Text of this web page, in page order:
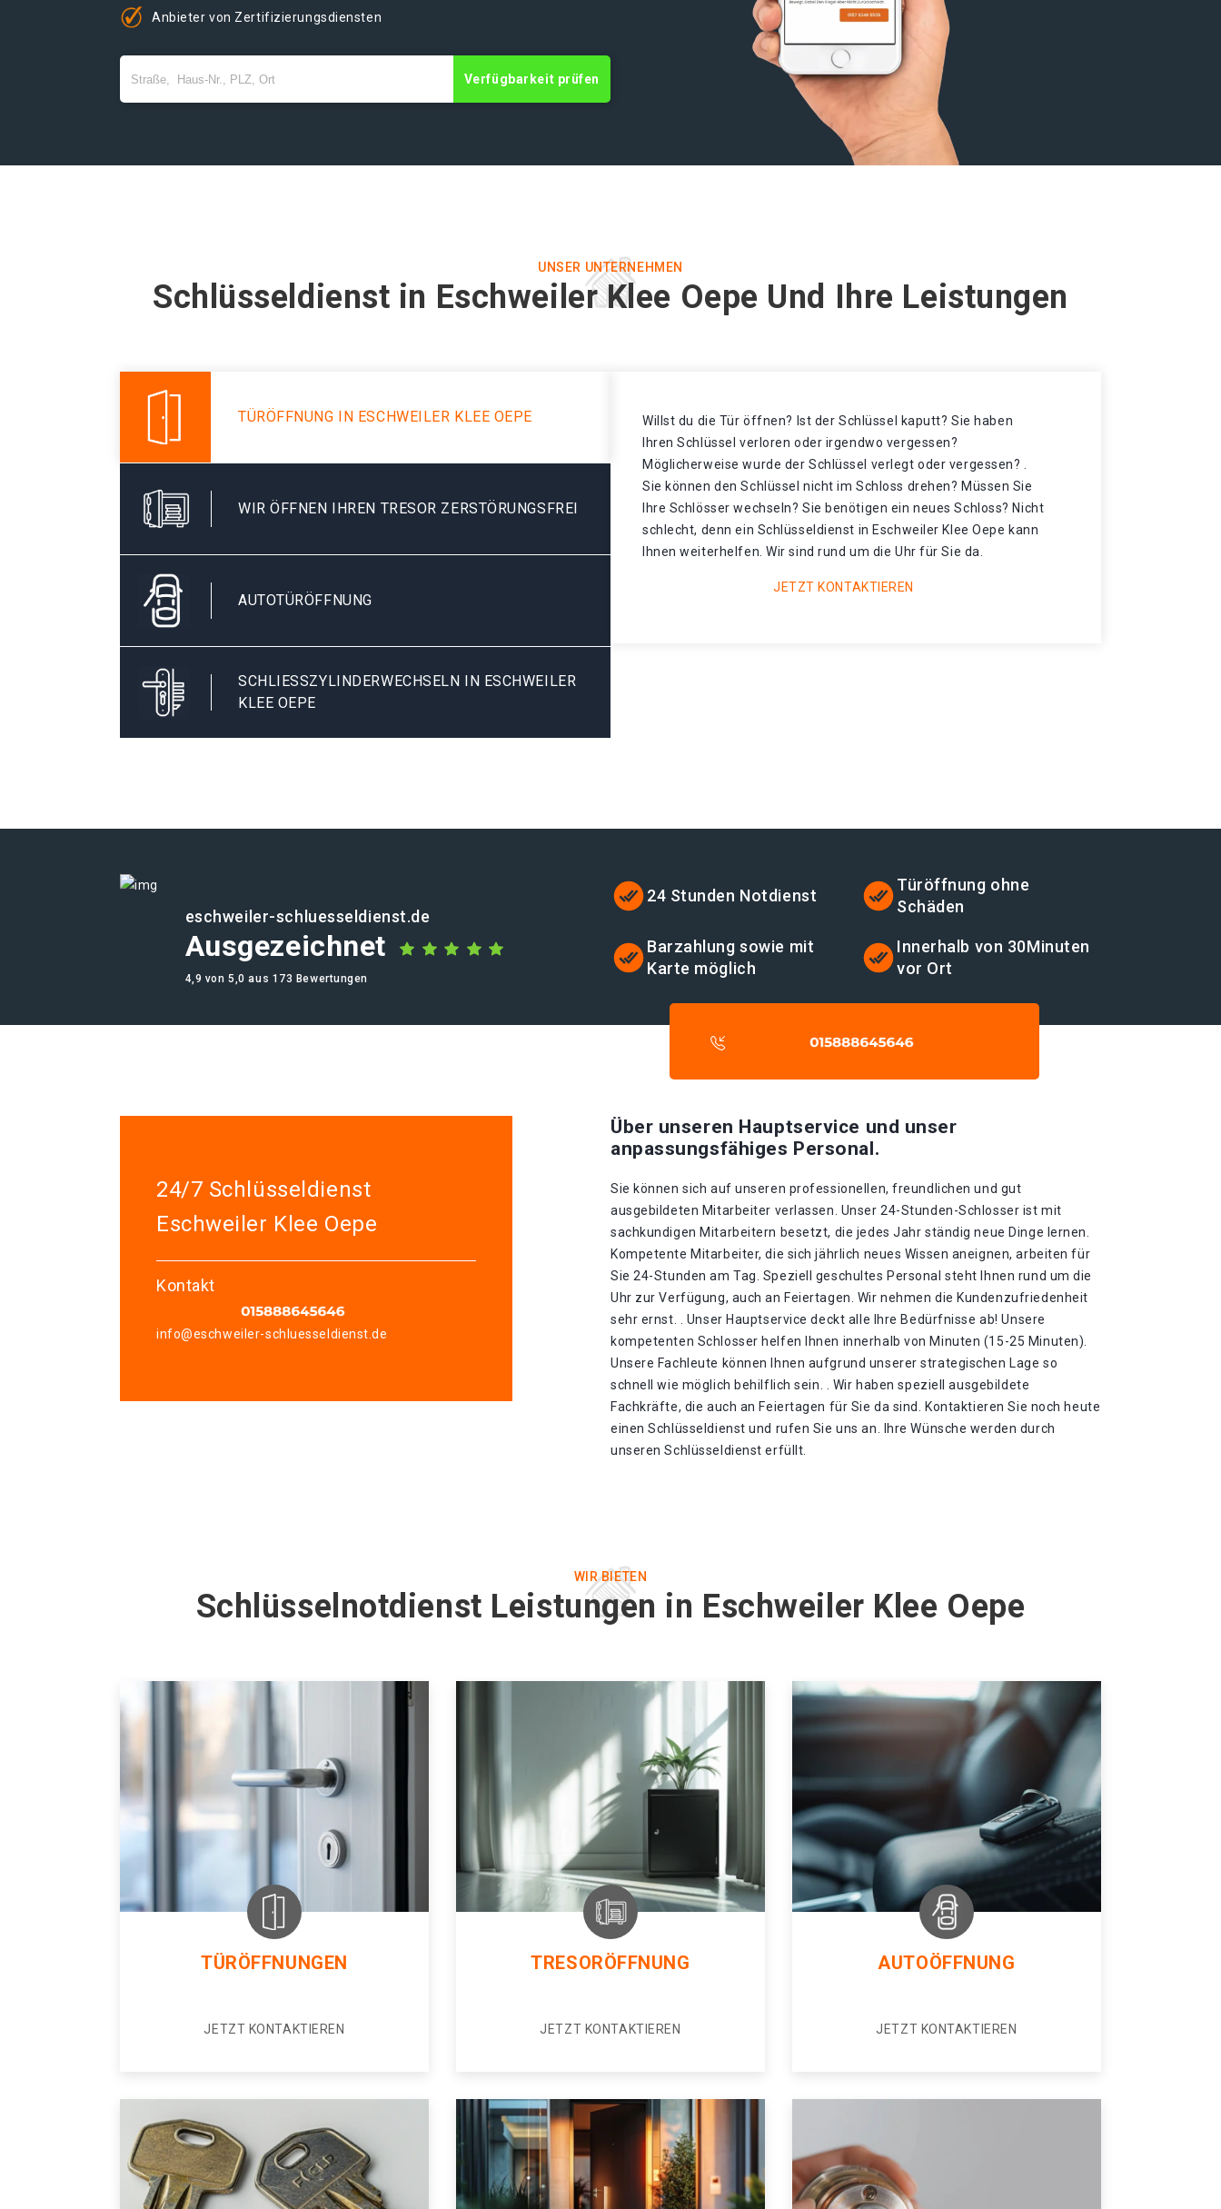
Anbieter von Zertifizierungsdiensten
Verfügbarkeit prüfen
UNSER UNTERNEHMEN
Schlüsseldienst in Eschweiler Klee Oepe Und Ihre Leistungen
TÜRÖFFNUNG IN ESCHWEILER KLEE OEPE
WIR ÖFFNEN IHREN TRESOR ZERSTÖRUNGSFREI
AUTOTÜRÖFFNUNG
SCHLIESSZYLINDERWECHSELN IN ESCHWEILER K
LEE OEPE
Willst du die Tür öffnen? Ist der Schlüssel kaputt? Sie haben
Ihren Schlüssel verloren oder irgendwo vergessen?
Möglicherweise wurde der Schlüssel verlegt oder vergessen? .
Sie können den Schlüssel nicht im Schloss drehen? Müssen Sie
Ihre Schlösser wechseln? Sie benötigen ein neues Schloss? Nicht
schlecht, denn ein Schlüsseldienst in Eschweiler Klee Oepe kann
Ihnen weiterhelfen. Wir sind rund um die Uhr für Sie da.
JETZT KONTAKTIEREN
eschweiler-schluesseldienst.de
Ausgezeichnet
4,9 von 5,0 aus 173 Bewertungen
24 Stunden Notdienst
Türöffnung ohne
Schäden
Barzahlung sowie mit
Karte möglich
Innerhalb von 30Minuten
vor Ort
24/7 Schlüsseldienst
Eschweiler Klee Oepe
Kontakt
info@eschweiler-schluesseldienst.de
Über unseren Hauptservice und unser
anpassungsfähiges Personal.
Sie können sich auf unseren professionellen, freundlichen und gut
ausgebildeten Mitarbeiter verlassen. Unser 24-Stunden-Schlosser ist mit
sachkundigen Mitarbeitern besetzt, die jedes Jahr ständig neue Dinge lernen.
Kompetente Mitarbeiter, die sich jährlich neues Wissen aneignen, arbeiten für
Sie 24-Stunden am Tag. Speziell geschultes Personal steht Ihnen rund um die
Uhr zur Verfügung, auch an Feiertagen. Wir nehmen die Kundenzufriedenheit
sehr ernst. . Unser Hauptservice deckt alle Ihre Bedürfnisse ab! Unsere
kompetenten Schlosser helfen Ihnen innerhalb von Minuten (15-25 Minuten).
Unsere Fachleute können Ihnen aufgrund unserer strategischen Lage so
schnell wie möglich behilflich sein. . Wir haben speziell ausgebildete
Fachkräfte, die auch an Feiertagen für Sie da sind. Kontaktieren Sie noch heute
einen Schlüsseldienst und rufen Sie uns an. Ihre Wünsche werden durch
unseren Schlüsseldienst erfüllt.
WIR BIETEN
Schlüsselnotdienst Leistungen in Eschweiler Klee Oepe
TÜRÖFFNUNGEN
JETZT KONTAKTIEREN
TRESORÖFFNUNG
JETZT KONTAKTIEREN
AUTOÖFFNUNG
JETZT KONTAKTIEREN